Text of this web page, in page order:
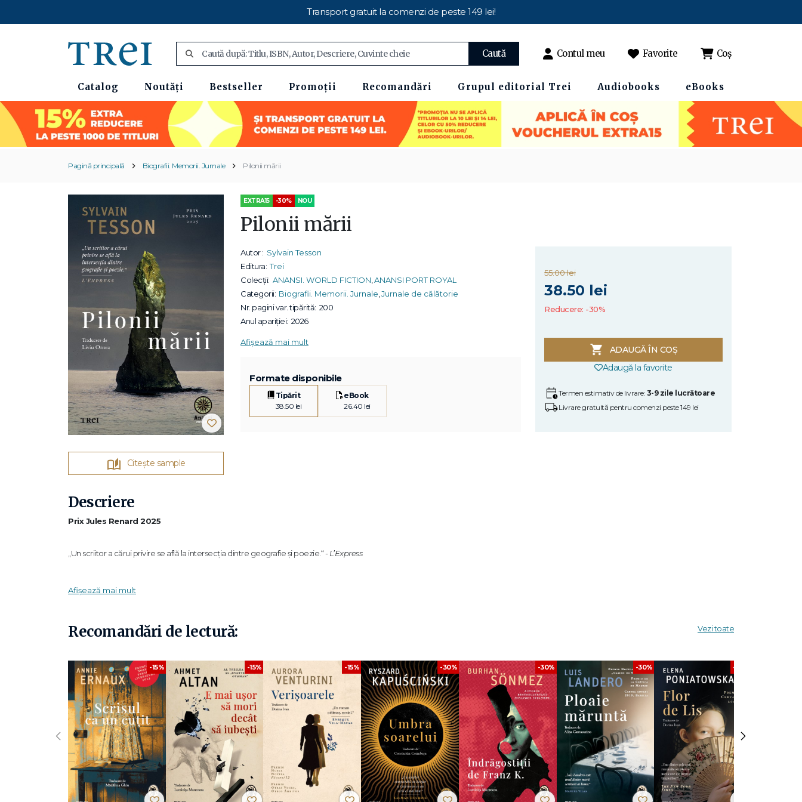
Transport gratuit la comenzi de peste 149 lei!
Caută Contul meu Favorite Coș
Catalog Noutăți Bestseller Promoții Recomandări Grupul editorial Trei Audiobooks eBooks
Pagină principală Biografii. Memorii. Jurnale Pilonii mării
Citește sample
EXTRA15 -30% NOU
Pilonii mării
Autor : Sylvain Tesson
Editura: Trei
Colecții: ANANSI. WORLD FICTION ANANSI PORT ROYAL
Categorii: Biografii. Memorii. Jurnale Jurnale de călătorie
Nr. pagini var. tipărită: 200
Anul apariției: 2026
Afișează mai mult
Formate disponibile
Tipărit
38.50 lei
eBook
26.40 lei
55.00 lei
38.50 lei
Reducere: -30%
ADAUGĂ ÎN COȘ
Adaugă la favorite
Termen estimativ de livrare: 3-9 zile lucrătoare
Livrare gratuită pentru comenzi peste 149 lei
Descriere
Prix Jules Renard 2025
„Un scriitor a cărui privire se află la intersecția dintre geografie și poezie.“ -L’Express
Într-o epocă în care exploratorii par să nu mai aibă nimic de descoperit, iar omul pare să fi învins geografia,
găsească acele câteva locuri de pe glob în care geografia își ia revanșa: pilonii mării, impresionante coloane de piatră care se înalță
escaladează peste o sută de astfel de stânci, riscându-și nu de puține ori viața. Ce-l mână însă nu e atât gustul pentru pericol sau ambiția
„Bătând lumea în lung și-n lat, Sylvain Tesson
face elogiul unui nou nomadism romantic, pe care-l opune ritmului frenetic al lumii
moderne.“ -Le Monde
„O epopee care-l face pe cititorul sedentar să viseze la zări îndepărtate, pe cel neîndemânatic, să aspire la acrobații pe sârmă, iar pe cel
contemplativ, să se molipsească de febra mișcării.“ –
„Sylvain Tessonare obiceiul de a ne purta în călătorii ieșite din comun, pe tărâmuri pline de istorie sau în locuri sălbatice, ostile vieții
umane. În inima acestor povestiri, se află întotdeauna o căutare. Așa se întâmplă și înPilonii mării.“ -La Presse
Afișează mai mult
Recomandări de lectură: Vezi toate
-15% -15% -15% -30% -30% -30% -30%
‹ ›